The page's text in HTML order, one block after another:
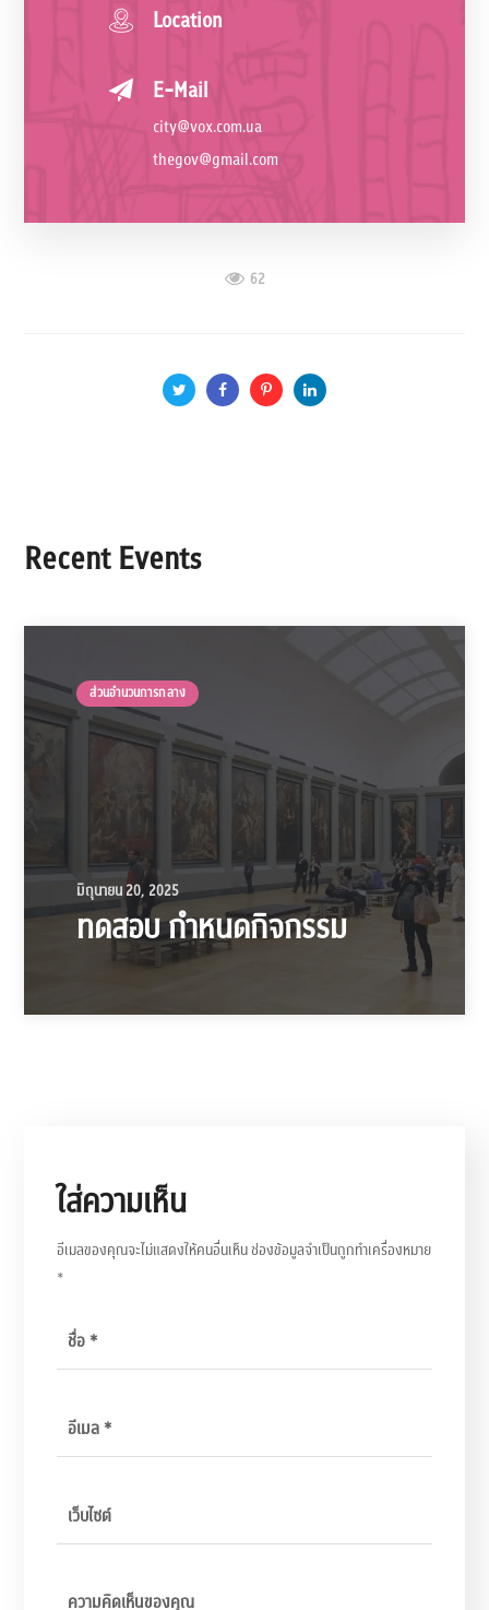
Location
E-Mail
city@vox.com.ua
thegov@gmail.com
62
Recent Events
ส่วนอำนวนการกลาง
มิถุนายน 20, 2025
ทดสอบ กำหนดกิจกรรม
ใส่ความเห็น
อีเมลของคุณจะไม่แสดงให้คนอื่นเห็นช่องข้อมูลจำเป็นถูกทำเครื่องหมาย
*